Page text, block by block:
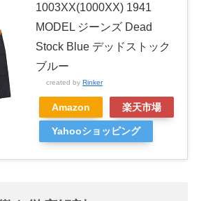
1003XX(1000XX) 1941
MODEL ジーンズ Dead
Stock Blue デッドストック
ブルー
created by Rinker
Amazon 楽天市場
Yahooショッピング